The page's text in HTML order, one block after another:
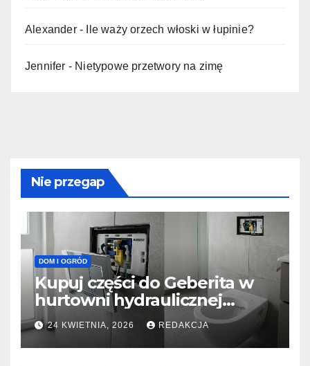
Alexander- Ile waży orzech włoski w łupinie?
Jennifer - Nietypowe przetwory na zimę
Nie przegap
DOM I OGRÓD
Kupuj części do Geberita w
hurtowni hydraulicznej
PROTERM
24 KWIETNIA, 2026 REDAKCJA